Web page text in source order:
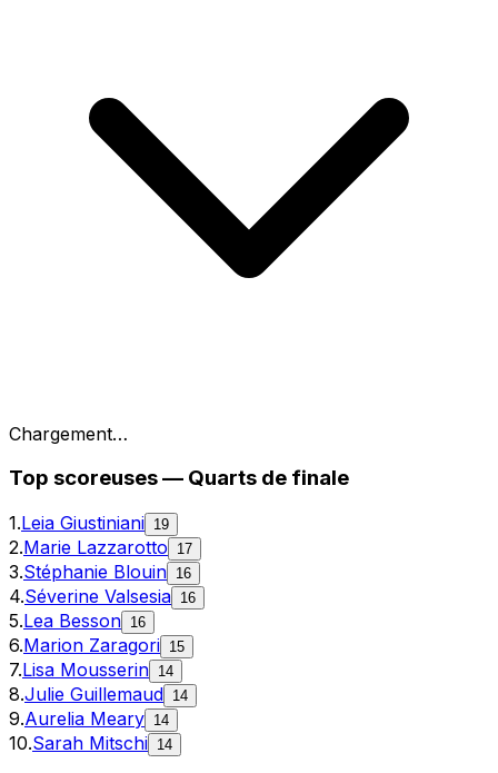
Chargement…
Top scoreuses— Quarts de finale
1.Leia Giustiniani 19
2.Marie Lazzarotto 17
3.Stéphanie Blouin 16
4.Séverine Valsesia 16
5.Lea Besson 16
6.Marion Zaragori 15
7.Lisa Mousserin 14
8.Julie Guillemaud 14
9.Aurelia Meary 14
10.Sarah Mitschi 14